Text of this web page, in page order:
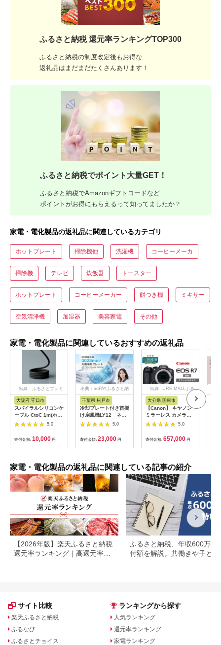
ふるさと納税 還元率ランキングTOP300
ふるさと納税の制度改定後もお得な
返礼品はまだまだたくさんあります！
ふるさと納税でポイント大量GET！
ふるさと納税でAmazonギフトコードなど
ポイントがお得にもらえるって知ってましたか？
家電・電化製品の返礼品に関連しているカテゴリ
ホットプレート 掃除機他 洗濯機 コーヒーメーカ
掃除機 テレビ 炊飯器 トースター
ホットプレート コーヒーメーカー 餅つき機 ミキサー
空気清浄機 加湿器 美容家電 その他
家電・電化製品に関連しているおすすめの返礼品
出典：ふるさとプレミ
アム
大阪府 守口市
スパイラルシリコンケ
ーブル CtoC 1m(ホワ
イト) [2558]
5.0
寄付金額: 10,000 円
出典：auPAYふるさと納
税
千葉県 松戸市
冷却プレート付き首掛
け扇風機LY12 ネイ
ビー
5.0
寄付金額: 23,000 円
出典：JRE MALLふる
さと納税
大分県 国東市
【Canon】 キヤノン
ミラーレス カメラ
EOS R7 ボディー キ
ャノン 一眼 家電
5.0
寄付金額: 657,000 円
家電・電化製品の返礼品に関連している記事の紹介
【2026年版】楽天ふるさと納税
還元率ランキング｜高還元率返
ふるさと納税、年収600万の
付額を解説。共働きや子ども
サイト比較
楽天ふるさと納税
ふるなび
ふるさとチョイス
ランキングから探す
人気ランキング
還元率ランキング
家電ランキング